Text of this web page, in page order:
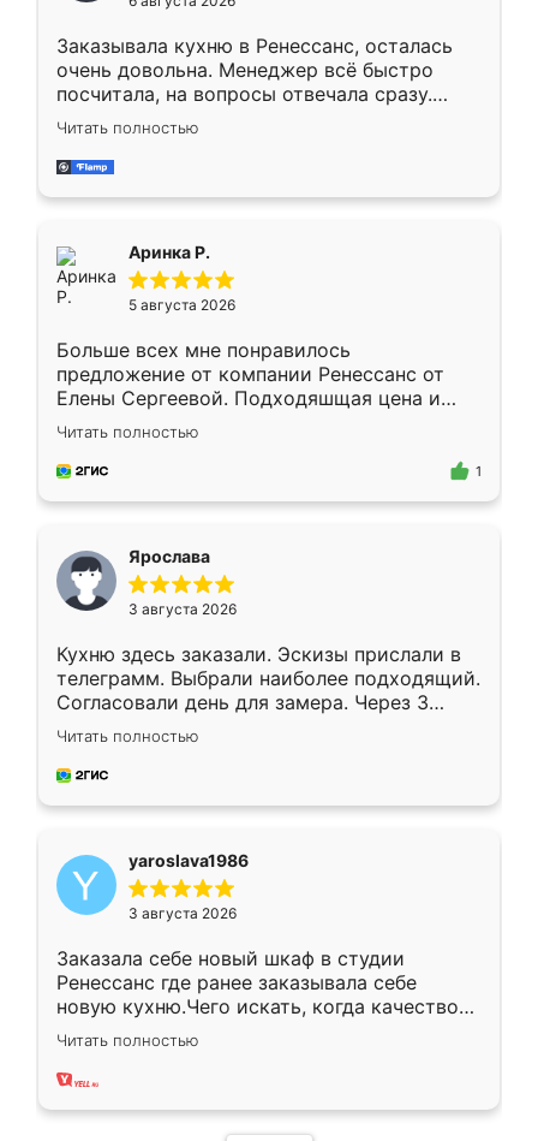
мебели буду заказывать только здесь.
Заказывала кухню в Ренессанс, осталась
очень довольна. Менеджер всё быстро
посчитала, на вопросы отвечала сразу.
Замерщик приехал в субботу, подошёл к
делу со всей ответственностью. Собрали
за день, ребята работали аккуратно, даже
Читать полностью
Аринка Р.
5 августа 2026
Больше всех мне понравилось
предложение от компании Ренессанс от
Елены Сергеевой. Подходяшщая цена и
короткие сроки изготовления. Приехавший
для замера сотрудник Владислав
предложил по моему эскизу самый
Читать полностью
1
Ярослава
3 августа 2026
Кухню здесь заказали. Эскизы прислали в
телеграмм. Выбрали наиболее подходящий.
Согласовали день для замера. Через 3
недели кухня была уже готова. Остались
довольны работой. Спасибо Ренессанс
мебель за качественную работу!
Читать полностью
yaroslava1986
3 августа 2026
Заказала себе новый шкаф в студии
Ренессанс где ранее заказывала себе
новую кухню.Чего искать, когда качеством
вполне довольна. Служит кухня уже почти
два года, нареканий нет.
Читать полностью